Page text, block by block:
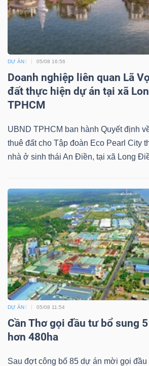
DỰ ÁN 05/08 16:56
Doanh nghiệp liên quan Lã
đất thực hiện dự án tại xã
TPHCM
UBND TPHCM ban hành Quyết định
thuê đất cho Tập đoàn Eco Pearl City
nhà ở sinh thái An Điền, tại xã Long
DỰ ÁN 05/08 11:54
Cần Thơ gọi đầu tư bổ sung
hơn 480ha
Sau đợt công bố 85 dự án mời gọi